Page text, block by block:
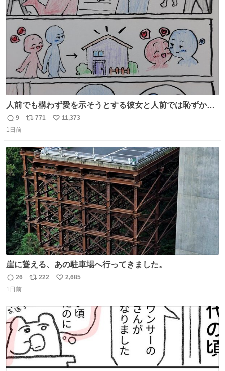
数
人前でも構わず愛を示そうとする彼女と人前では恥ずかし
いけど彼女を死ぬほど愛している彼氏 同士いませんか✋️
返
信
9
リ
ト
数
771
い
数
11,373
1日前
崖に聳える、あの駐車場へ行ってきました。
返
信
26
リ
数
222
い
2,685
1日前